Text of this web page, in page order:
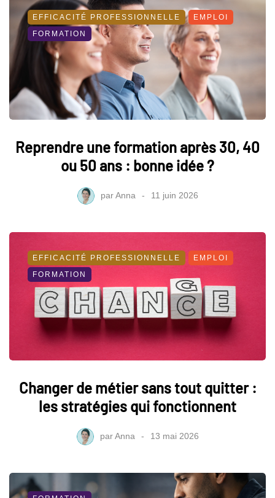
EFFICACITÉ PROFESSIONNELLE
EMPLOI
FORMATION
Reprendre une formation après 30, 40
ou 50 ans : bonne idée ?
parAnna 11 juin 2026
EFFICACITÉ PROFESSIONNELLE
EMPLOI
FORMATION
Changer de métier sans tout quitter :
les stratégies qui fonctionnent
parAnna 13 mai 2026